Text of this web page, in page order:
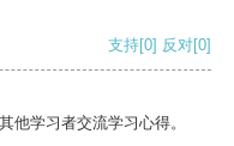
支持[0] 反对[0]
他学习者交流学习心得。